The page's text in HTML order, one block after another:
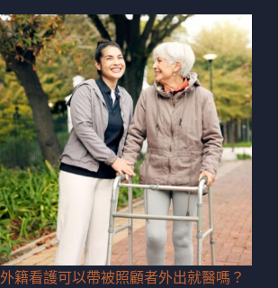
外籍看護可以帶被照顧者外出就醫嗎？